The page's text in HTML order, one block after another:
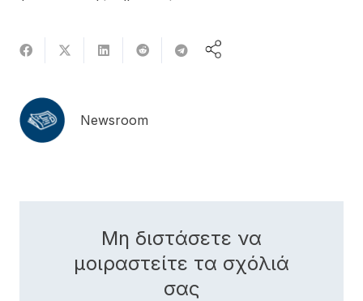
Newsroom
Μη διστάσετε να
μοιραστείτε τα σχόλιά
σας